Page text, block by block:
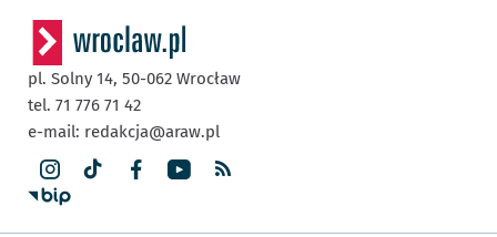
pl. Solny 14, 50-062 Wrocław
tel. 71 776 71 42
e-mail: redakcja@araw.pl